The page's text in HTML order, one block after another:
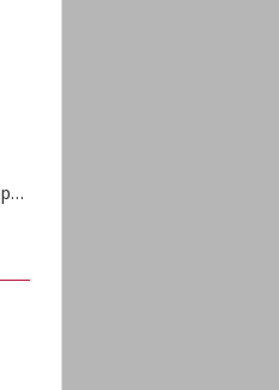
Психичното здраве е в основата на здравето изобщо